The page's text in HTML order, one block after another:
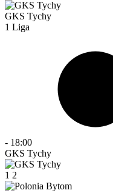
GKS Tychy
1 Liga
- 18:00
GKS Tychy
1 2